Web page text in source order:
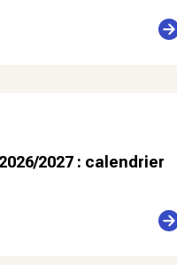
2027 : calendrier